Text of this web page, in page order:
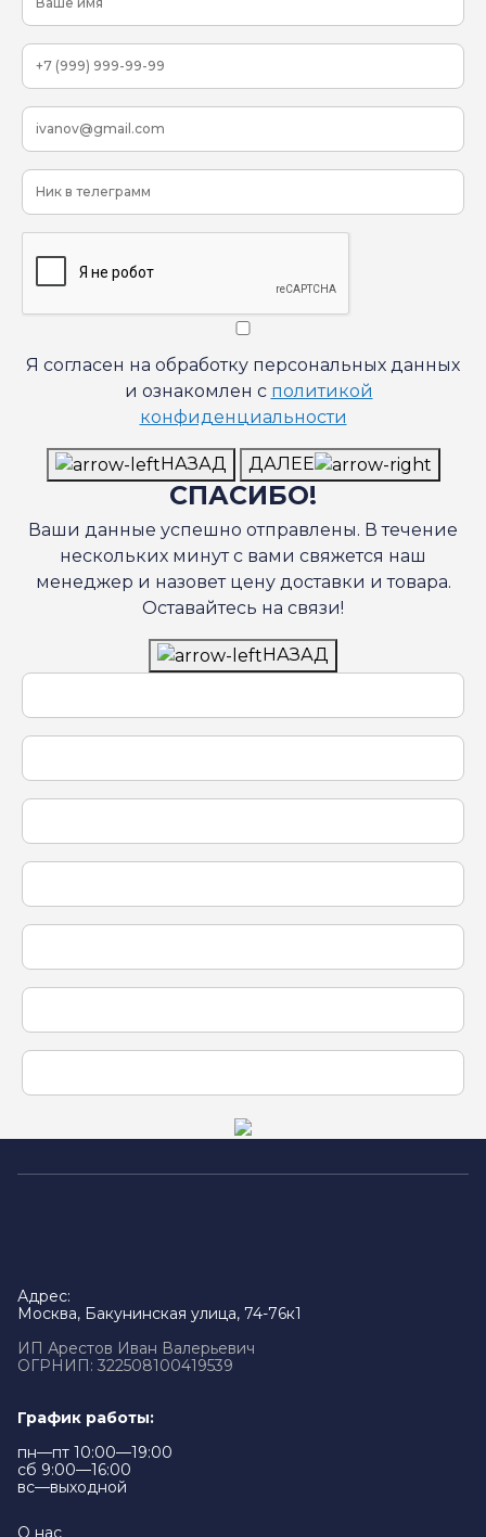
Я согласен на обработку персональных данных
и ознакомлен с политикой
конфиденциальности
НАЗАД ДАЛЕЕ
СПАСИБО!
Ваши данные успешно отправлены. В течение
нескольких минут с вами свяжется наш
менеджер и назовет цену доставки и товара.
Оставайтесь на связи!
НАЗАД
Адрес:
Москва, Бакунинская улица, 74-76к1
ИП Арестов Иван Валерьевич
ОГРНИП: 322508100419539
График работы:
пн—пт 10:00—19:00
сб 9:00—16:00
вс—выходной
О нас